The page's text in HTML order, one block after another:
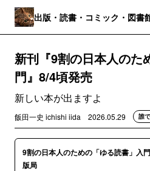
出版・読書・コミック・図書
新刊『9割の日本人のた
門』8/4頃発売
新しい本が出ますよ
飯田一史 ichishi iida 2026.05.29 誰
9割の日本人のための「ゆる読書」入
版局